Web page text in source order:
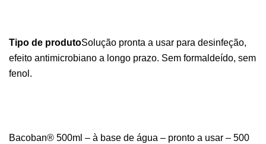
Tipo de produtoSolução pronta a usar para desinfeção,
efeito antimicrobiano a longo prazo. Sem formaldeído, sem
fenol.
Bacoban® 500ml – à base de água – pronto a usar – 500